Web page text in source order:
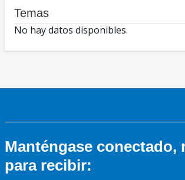
Temas
No hay datos disponibles.
Manténgase conectado,
para recibir: